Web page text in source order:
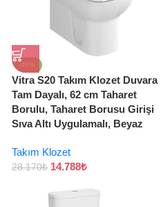
-48%
Vitra S20 Takım Klozet Duvara
Tam Dayalı, 62 cm Taharet
Borulu, Taharet Borusu Girişi
Sıva Altı Uygulamalı, Beyaz
Takım Klozet
28.170₺ 14.788₺